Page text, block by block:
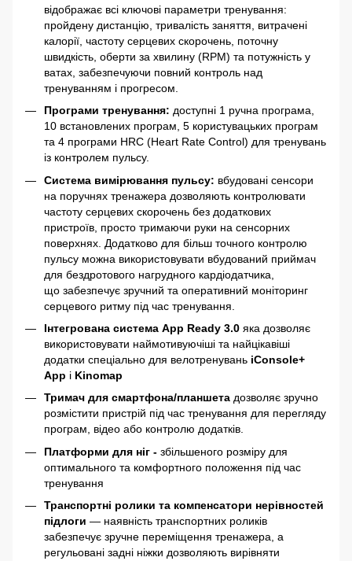
відображає всі ключові параметри тренування:
пройдену дистанцію, тривалість заняття, витрачені
калорії, частоту серцевих скорочень, поточну
швидкість, оберти за хвилину (RPM) та потужність у
ватах, забезпечуючи повний контроль над
тренуванням і прогресом.
Програми тренування: доступні 1 ручна програма,
10 встановлених програм, 5 користувацьких програм
та 4 програми HRC (Heart Rate Control) для тренувань
із контролем пульсу.
Система вимірювання пульсу: вбудовані сенсори
на поручнях тренажера дозволяють контролювати
частоту серцевих скорочень без додаткових
пристроїв, просто тримаючи руки на сенсорних
поверхнях. Додатково для більш точного контролю
пульсу можна використовувати вбудований приймач
для бездротового нагрудного кардіодатчика,
що забезпечує зручний та оперативний моніторинг
серцевого ритму під час тренування.
Інтегрована система App Ready 3.0 яка дозволяє
використовувати наймотивуючіші та найцікавіші
додатки спеціально для велотренувань iConsole+
App і Kinomap
Тримач для смартфона/планшета дозволяє зручно
розмістити пристрій під час тренування для перегляду
програм, відео або контролю додатків.
Платформи для ніг - збільшеного розміру для
оптимального та комфортного положення під час
тренування
Транспортні ролики та компенсатори нерівностей
підлоги — наявність транспортних роликів
забезпечує зручне переміщення тренажера, а
регульовані задні ніжки дозволяють вирівняти